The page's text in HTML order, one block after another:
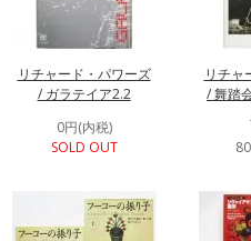
リチャード・パワーズ
/ ガラテイア2.2
0円(内税)
SOLD OUT
リチャ
/ 舞踏